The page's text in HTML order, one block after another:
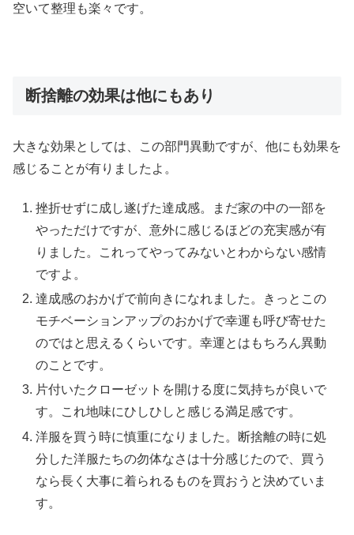
空いて整理も楽々です。
断捨離の効果は他にもあり
大きな効果としては、この部門異動ですが、他にも効果を
感じることが有りましたよ。
挫折せずに成し遂げた達成感。まだ家の中の一部を
やっただけですが、意外に感じるほどの充実感が有
りました。これってやってみないとわからない感情
ですよ。
達成感のおかげで前向きになれました。きっとこの
モチベーションアップのおかげで幸運も呼び寄せた
のではと思えるくらいです。幸運とはもちろん異動
のことです。
片付いたクローゼットを開ける度に気持ちが良いで
す。これ地味にひしひしと感じる満足感です。
洋服を買う時に慎重になりました。断捨離の時に処
分した洋服たちの勿体なさは十分感じたので、買う
なら長く大事に着られるものを買おうと決めていま
す。